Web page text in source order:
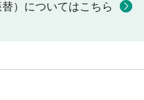
）についてはこちら